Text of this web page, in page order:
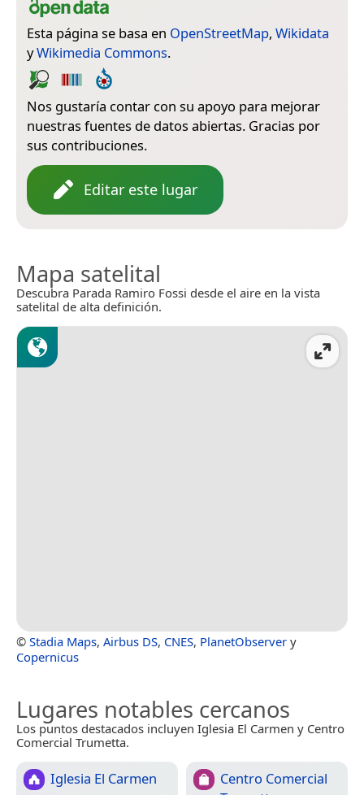
Esta página se basa en OpenStreetMap, Wikidata
yWikimedia Commons.
Nos gustaría contar con su apoyo para mejorar
nuestras fuentes de datos abiertas. Gracias por
sus contribuciones.
Editar este lugar
Mapa satelital
Descubra Parada Ramiro Fossi desde el aire en la vista
satelital de alta definición.
© Stadia Maps, Airbus DS, CNES, PlanetObserver y
Copernicus
Lugares notables cercanos
Los puntos destacados incluyen Iglesia El Carmen y Centro
Comercial Trumetta.
Iglesia El Carmen
Centro Comercial